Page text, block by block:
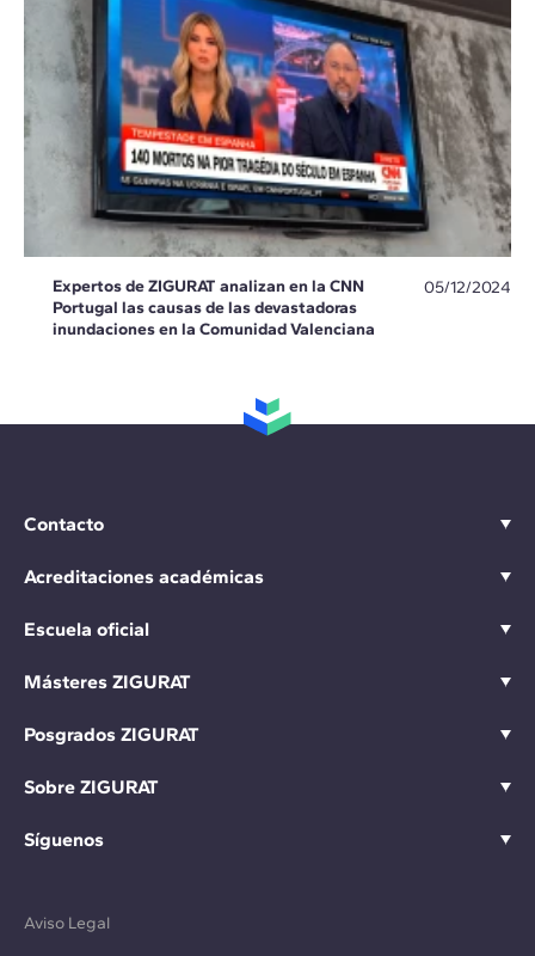
Expertos de ZIGURAT analizan en la CNN
Portugal las causas de las devastadoras
inundaciones en la Comunidad Valenciana
05/12/2024
Contacto
Acreditaciones académicas
Escuela oficial
Másteres ZIGURAT
Posgrados ZIGURAT
Sobre ZIGURAT
Síguenos
Aviso Legal